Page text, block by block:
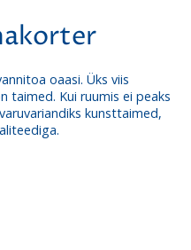
oaasi. Üks viis
taimed. Kui ruumis ei peaks
kunsttaimed,